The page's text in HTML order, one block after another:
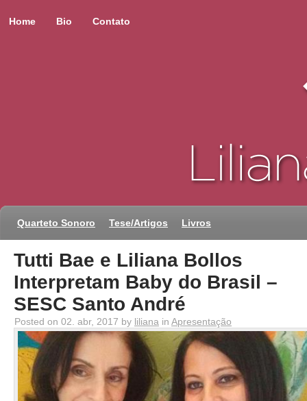
Home Bio Contato
Quarteto Sonoro Tese/Artigos Livros
Tutti Bae e Liliana Bollos
Interpretam Baby do Brasil –
SESC Santo André
Posted on 02. abr, 2017 by liliana in Apresentação